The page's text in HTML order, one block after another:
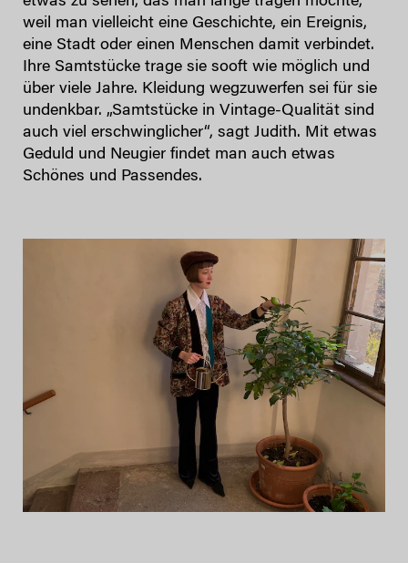
weil man vielleicht eine Geschichte, ein Ereignis,
eine Stadt oder einen Menschen damit verbindet.
Ihre Samtstücke trage sie sooft wie möglich und
über viele Jahre. Kleidung wegzuwerfen sei für sie
undenkbar. „Samtstücke in Vintage-Qualität sind
auch viel erschwinglicher“, sagt Judith. Mit etwas
Geduld und Neugier findet man auch etwas
Schönes und Passendes.